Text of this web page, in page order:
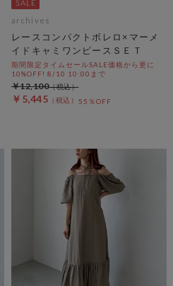
archives
レースコンパクトボレロ×マーメ
イドキャミワンピースＳＥＴ
期間限定タイムセールSALE価格から更に
10%OFF! 8/10 10:00まで
￥5,445 55％OFF
￥12,100